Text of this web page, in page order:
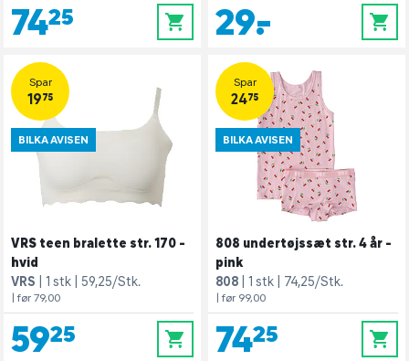
74,25 0 29,- 0
Spar
19,75
BILKA AVISEN
VRS teen bralette str. 170 -
hvid
VRS
1 stk 59,25/Stk.
| før 79,00
59,25 0
Spar
24,75
BILKA AVISEN
808 undertøjssæt str. 4 år -
pink
808
1 stk 74,25/Stk.
| før 99,00
74,25 0